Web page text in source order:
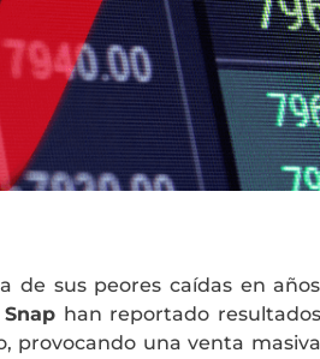
de sus peores caídas en años
han reportado resultados
provocando una venta masiva